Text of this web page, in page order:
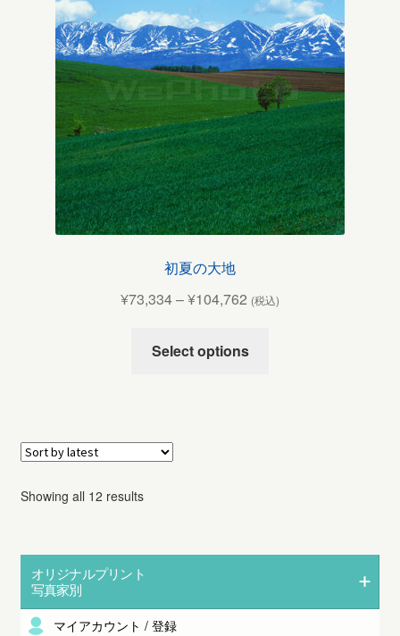
初夏の大地
¥73,334–¥104,762 (税込)
Select options
Showing all 12 results
オリジナルプリント
写真家別
マイアカウント / 登録